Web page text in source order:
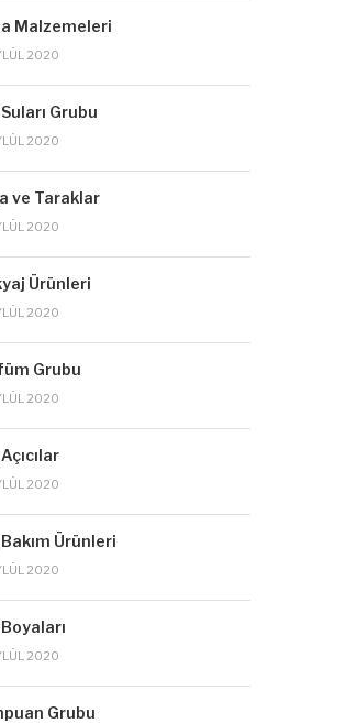
Malzemeleri
2020
Grubu
2020
ve Taraklar
2020
Ürünleri
2020
Grubu
2020
2020
Ürünleri
2020
2020
Grubu